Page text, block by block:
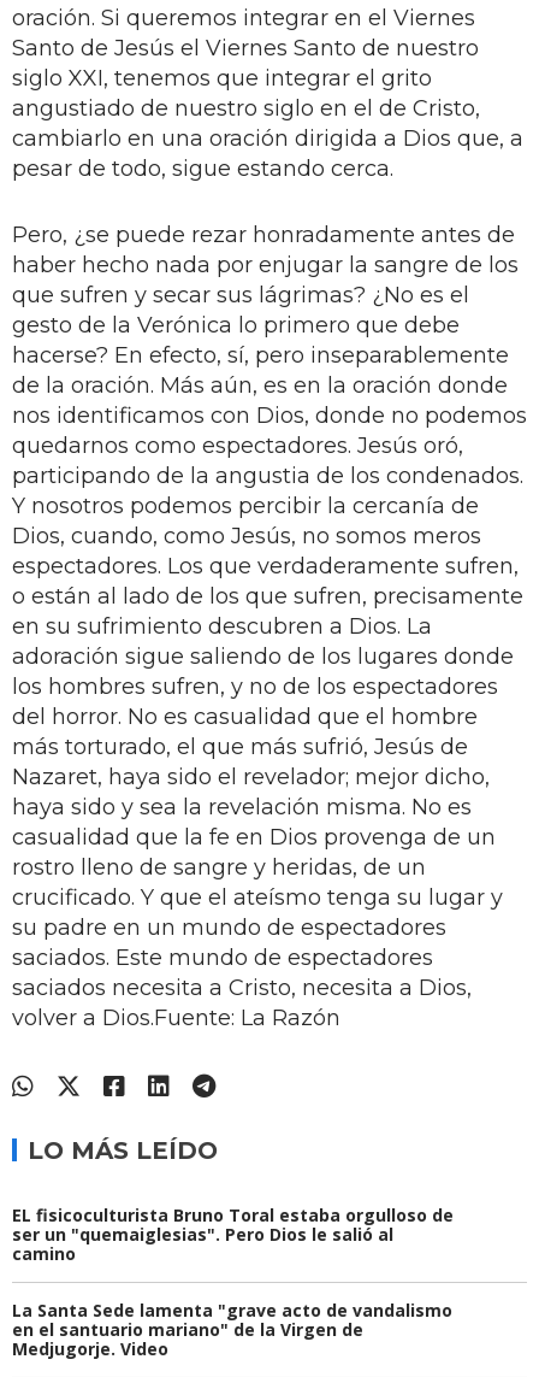
oración. Si queremos integrar en el Viernes
Santo de Jesús el Viernes Santo de nuestro
siglo XXI, tenemos que integrar el grito
angustiado de nuestro siglo en el de Cristo,
cambiarlo en una oración dirigida a Dios que, a
pesar de todo, sigue estando cerca.
Pero, ¿se puede rezar honradamente antes de
haber hecho nada por enjugar la sangre de los
que sufren y secar sus lágrimas? ¿No es el
gesto de la Verónica lo primero que debe
hacerse? En efecto, sí, pero inseparablemente
de la oración. Más aún, es en la oración donde
nos identificamos con Dios, donde no podemos
quedarnos como espectadores. Jesús oró,
participando de la angustia de los condenados.
Y nosotros podemos percibir la cercanía de
Dios, cuando, como Jesús, no somos meros
espectadores. Los que verdaderamente sufren,
o están al lado de los que sufren, precisamente
en su sufrimiento descubren a Dios. La
adoración sigue saliendo de los lugares donde
los hombres sufren, y no de los espectadores
del horror. No es casualidad que el hombre
más torturado, el que más sufrió, Jesús de
Nazaret, haya sido el revelador; mejor dicho,
haya sido y sea la revelación misma. No es
casualidad que la fe en Dios provenga de un
rostro lleno de sangre y heridas, de un
crucificado. Y que el ateísmo tenga su lugar y
su padre en un mundo de espectadores
saciados. Este mundo de espectadores
saciados necesita a Cristo, necesita a Dios,
volver a Dios.Fuente: La Razón
LO MÁS LEÍDO
EL fisicoculturista Bruno Toral estaba orgulloso de
ser un "quemaiglesias". Pero Dios le salió al
camino
La Santa Sede lamenta "grave acto de vandalismo
en el santuario mariano" de la Virgen de
Medjugorje. Video